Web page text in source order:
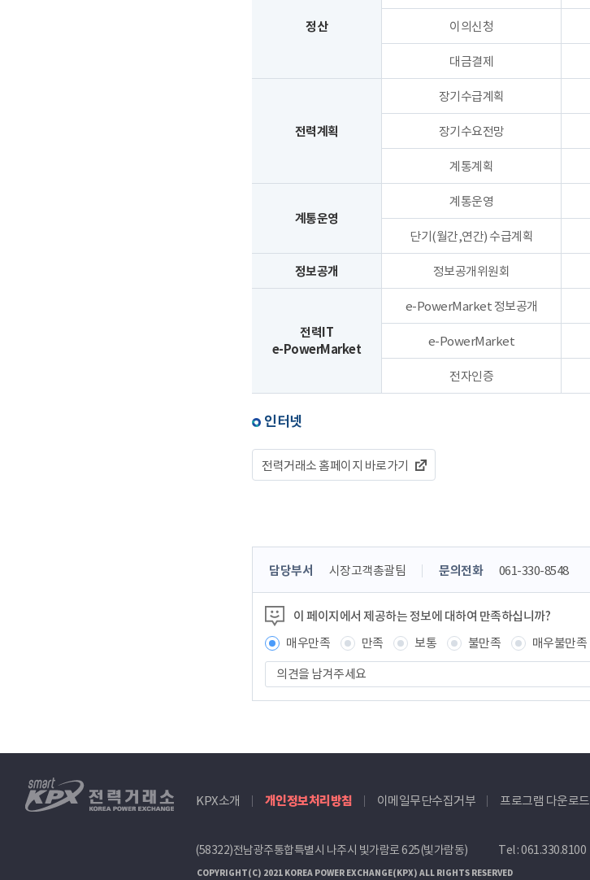
정산 이의신청
대금결제
전력계획
장기수급계획
장기수요전망
계통계획
계통운영
계통운영
단기(월간,연간) 수급계획
정보공개 정보공개위원회
전력IT
e-PowerMarket
e-PowerMarket 정보공개
e-PowerMarket
전자인증
인터넷
전력거래소 홈페이지 바로가기
콘
츠
정
보
책
임
자
담당부서 시장고객총괄팀 문의전화 061-330-8548
이 페이지에서 제공하는 정보에 대하여 만족하십니까?
매우만족
만족 보통 불만족
매우불만족
견
을
주
전
래
소
KPX소개 개인정보처리방침 이메일무단수집거부 프로그램 다운로드
(58322)전남광주통합특별시 나주시 빛가람로 625(빛가람동) Tel :061.330.8100
COPYRIGHT(C) 2021 KOREA POWER EXCHANGE(KPX) ALL RIGHTS RESERVED